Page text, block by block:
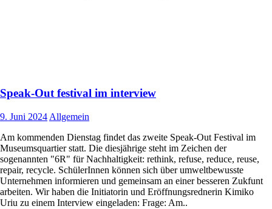
Speak-Out festival im interview
9. Juni 2024 Allgemein
Am kommenden Dienstag findet das zweite Speak-Out Festival im
Museumsquartier statt. Die diesjährige steht im Zeichen der
sogenannten "6R" für Nachhaltigkeit: rethink, refuse, reduce, reuse,
repair, recycle. SchülerInnen können sich über umweltbewusste
Unternehmen informieren und gemeinsam an einer besseren Zukfunt
arbeiten. Wir haben die Initiatorin und Eröffnungsrednerin Kimiko
Uriu zu einem Interview eingeladen: Frage: Am..